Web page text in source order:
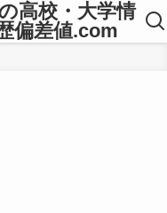
高校・大学情
偏差値.com